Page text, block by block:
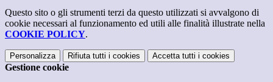
Questo sito o gli strumenti terzi da questo utilizzati si avvalgono di
cookie necessari al funzionamento ed utili alle finalità illustrate nella
COOKIE POLICY.
Personalizza Rifiuta tutti i cookies Accetta tutti i cookies
Gestione cookie